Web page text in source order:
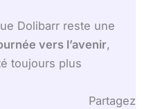
Dolibarr reste une
vers l’avenir,
toujours plus
Partagez